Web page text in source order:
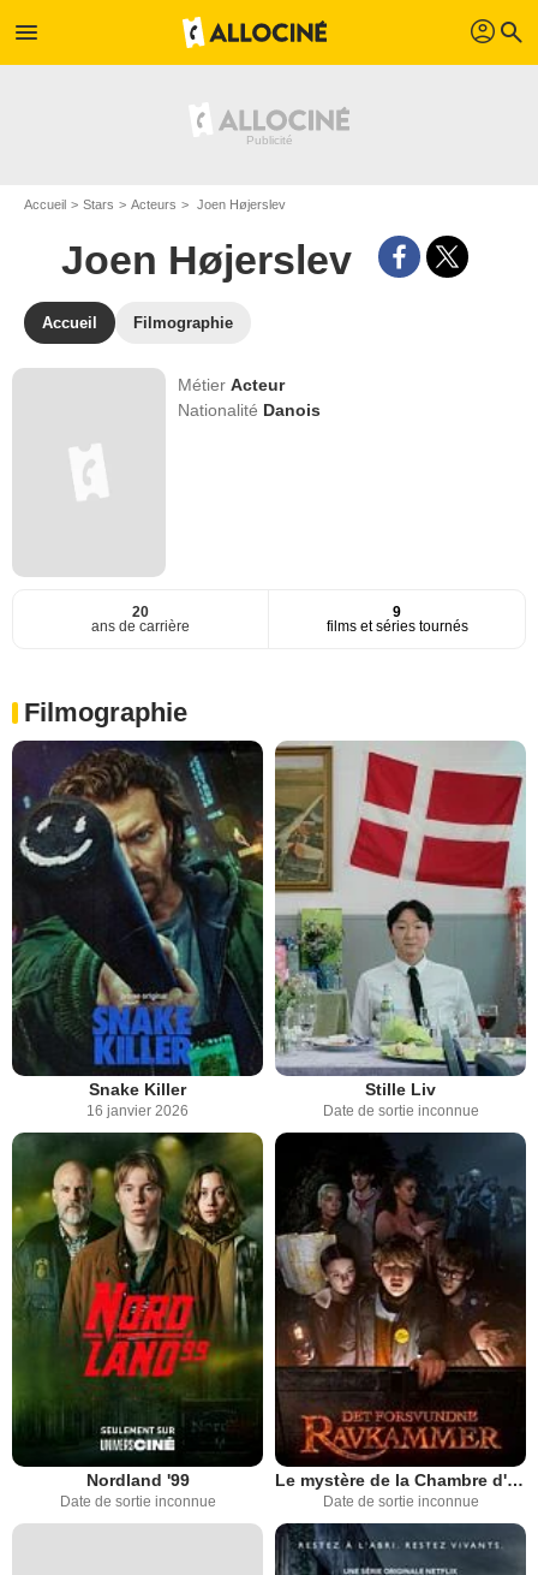
menu profil search
Accueil Stars Acteurs Joen Højerslev
Joen Højerslev
Accueil Filmographie
MétierActeur
Nationalité Danois
20
ans de carrière
9
films et séries tournés
Filmographie
Snake Killer
16 janvier 2026
Stille Liv
Date de sortie inconnue
Nordland '99
Date de sortie inconnue
Le mystère de la Chambre d'ambre
Date de sortie inconnue